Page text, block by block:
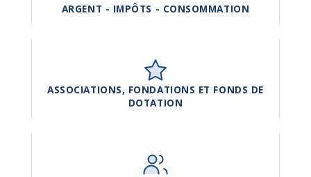
ARGENT - IMPÔTS - CONSOMMATION
ASSOCIATIONS, FONDATIONS ET FONDS DE
DOTATION